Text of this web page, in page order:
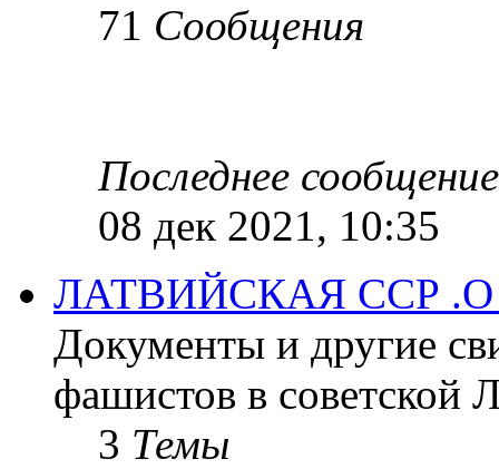
71 Сообщения
Последнее сообщение
08 дек 2021, 10:35
ЛАТВИЙСКАЯ ССР
Документы и другие
фашистов в советской
3 Темы